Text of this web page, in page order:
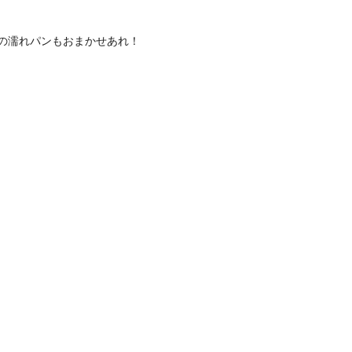
濡れパンもおまかせあれ！